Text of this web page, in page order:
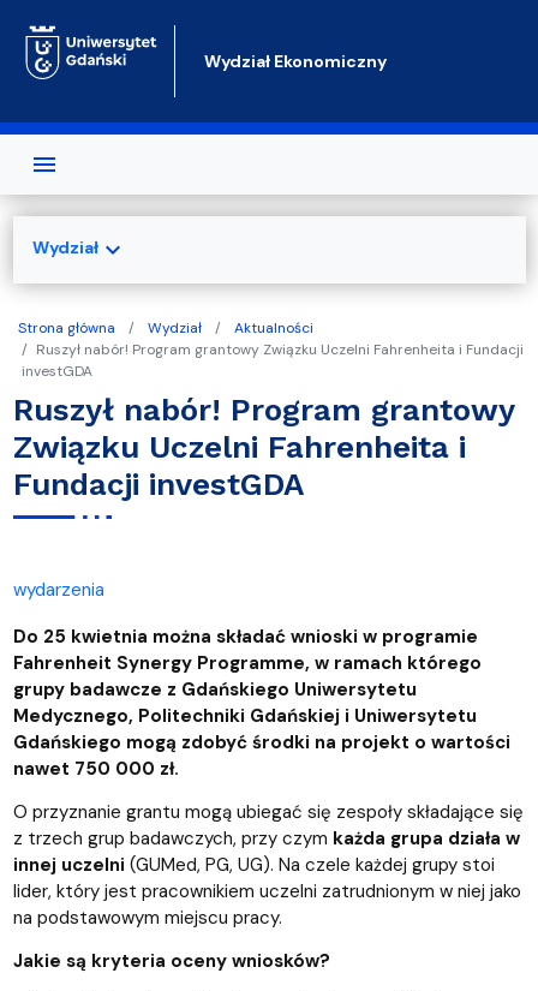
Wydział Ekonomiczny
Strona główna Wydział
Aktualności
Ruszył nabór! Program grantowy Związku Uczelni Fahrenheita i Fundacji
investGDA
Ruszył nabór! Program grantowy
Związku Uczelni Fahrenheita i
Fundacji investGDA
wydarzenia
Do 25 kwietnia można składać wnioski w programie
Fahrenheit Synergy Programme, w ramach którego
grupy badawcze z Gdańskiego Uniwersytetu
Medycznego, Politechniki Gdańskiej i Uniwersytetu
Gdańskiego mogą zdobyć środki na projekt o wartości
nawet 750 000 zł.
O przyznanie grantu mogą ubiegać się zespoły składające się
z trzech grup badawczych, przy czym każda grupa działa w
innej uczelni (GUMed, PG, UG). Na czele każdej grupy stoi
lider, który jest pracownikiem uczelni zatrudnionym w niej jako
na podstawowym miejscu pracy.
Jakie są kryteria oceny wniosków?
Wydziałexpand_more